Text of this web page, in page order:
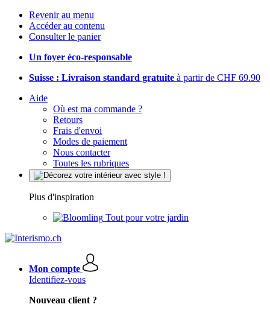
Revenir au menu
Accéder au contenu
Consulter le panier
Un foyer éco-responsable
Suisse : Livraison standard gratuite à partir de CHF 69.90
Aide
Où est ma commande ?
Retours
Frais d'envoi
Modes de paiement
Nous contacter
Toutes les rubriques
Plus d'inspiration
Tout pour votre jardin
Mon compte
Identifiez-vous
Nouveau client ?